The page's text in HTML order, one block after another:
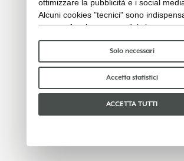
ottimizzare la pubblicità e i social
Alcuni cookies "tecnici" sono
corretto funzionamento del sito e non
condividono con terzi alcun dato
saperne di più puoi consultare la nostra
policy.
Per favore, scegli quali cookie accettare:
Solo necessari
Accetta statistici
ACCETTA TUTTI